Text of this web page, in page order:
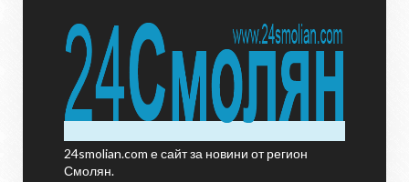
24smolian.com е сайт за новини от регион
Смолян.